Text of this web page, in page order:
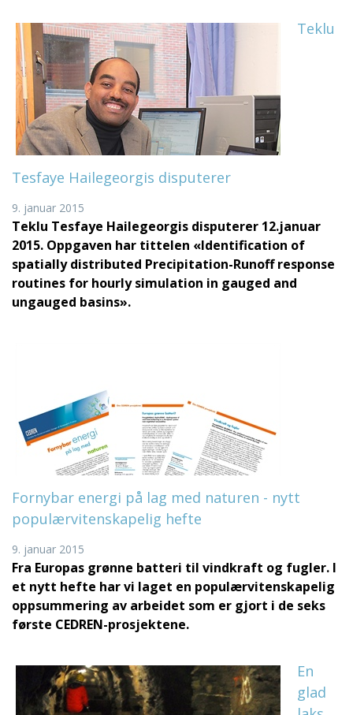
Teklu
Tesfaye Hailegeorgis disputerer
9. januar 2015
Teklu Tesfaye Hailegeorgis disputerer 12.januar
2015. Oppgaven har tittelen «Identification of
spatially distributed Precipitation-Runoff response
routines for hourly simulation in gauged and
ungauged basins».
Fornybar energi på lag med naturen - nytt
populærvitenskapelig hefte
9. januar 2015
Fra Europas grønne batteri til vindkraft og fugler. I
et nytt hefte har vi laget en populærvitenskapelig
oppsummering av arbeidet som er gjort i de seks
første CEDREN-prosjektene.
En
glad